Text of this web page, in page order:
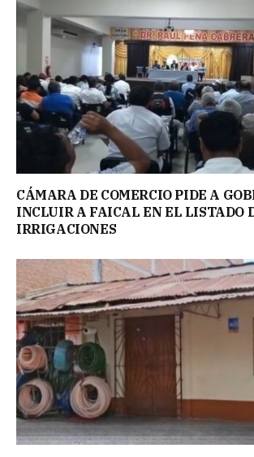
CÁMARA DE COMERCIO PIDE A
INCLUIR A FAICAL EN EL LISTADO
IRRIGACIONES